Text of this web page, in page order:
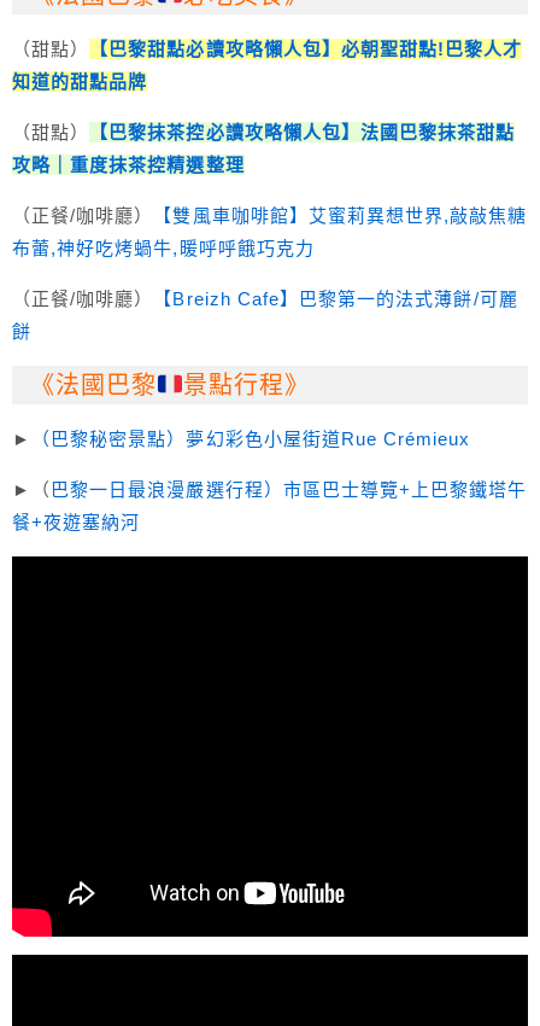
（甜點） 【巴黎甜點必讀攻略懶人包】必朝聖甜點!巴黎人才
知道的甜點品牌
（甜點）
【巴黎抹茶控必讀攻略懶人包】法國巴黎抹茶甜點
攻略｜重度抹茶控精選整理
（正餐/咖啡廳） 【雙風車咖啡館】艾蜜莉異想世界,敲敲焦糖
布蕾,神好吃烤蝸牛,暖呼呼餓巧克力
（正餐/咖啡廳） 【Breizh Cafe】巴黎第一的法式薄餅/可麗
餅
《法國巴黎 景點行程》
► （巴黎秘密景點）夢幻彩色小屋街道Rue Crémieux
►（ 巴黎一日最浪漫嚴選行程）市區巴士導覽+上巴黎鐵塔午
餐+夜遊塞納河